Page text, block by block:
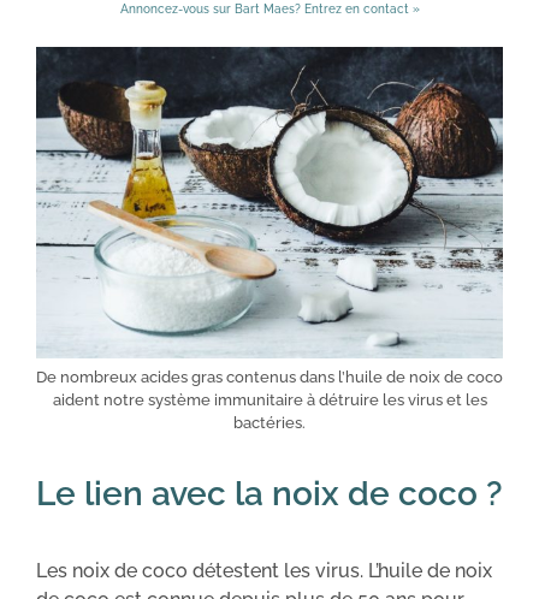
Annoncez-vous sur Bart Maes? Entrez en contact »
De nombreux acides gras contenus dans l’huile de noix de coco
aident notre système immunitaire à détruire les virus et les
bactéries.
Le lien avec la noix de coco ?
Les noix de coco détestent les virus. L’huile de noix